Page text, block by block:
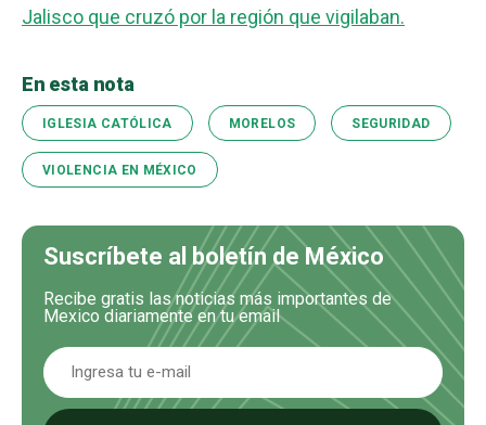
Jalisco que cruzó por la región que vigilaban.
En esta nota
IGLESIA CATÓLICA MORELOS SEGURIDAD
VIOLENCIA EN MÉXICO
Suscríbete al boletín de México
Recibe gratis las noticias más importantes de
Mexico diariamente en tu email